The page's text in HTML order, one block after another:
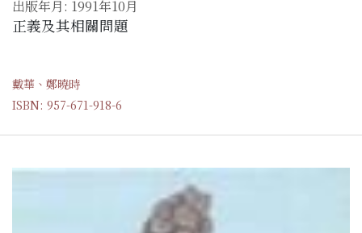
出版年月: 1991年10月
正義及其相關問題
戴華、鄭曉時
ISBN: 957-671-918-6